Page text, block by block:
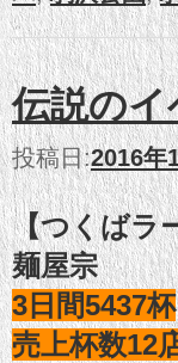
伝説のイ
投稿日:2016年
【つくばラ
麺屋宗
3日間5437杯
売上杯数12